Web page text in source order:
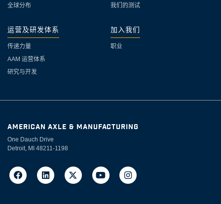
全球分布
我们的测试
运营及研发体系
传递力量
AAM 运营体系
研究与开发
加入我们
职业
AMERICAN AXLE & MANUFACTURING
One Dauch Drive
Detroit, MI 48211-1198